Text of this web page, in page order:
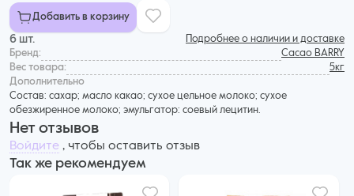
Добавить в корзину
6 шт.
Подробнее о наличии и доставке
Бренд:
Cacao BARRY
Вес товара:
5кг
Дополнительнo
Состав: сахар; масло какао; сухое цельное молоко; сухое
обезжиренное молоко; эмульгатор: соевый лецитин.
Нет отзывов
Войдите , чтобы оставить отзыв
Так же рекомендуем